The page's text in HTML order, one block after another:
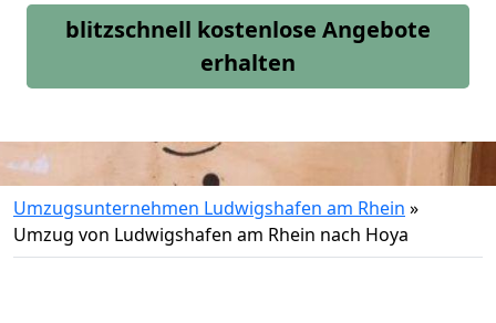
blitzschnell kostenlose Angebote
erhalten
Umzugsunternehmen Ludwigshafen am Rhein »
Umzug von Ludwigshafen am Rhein nach Hoya